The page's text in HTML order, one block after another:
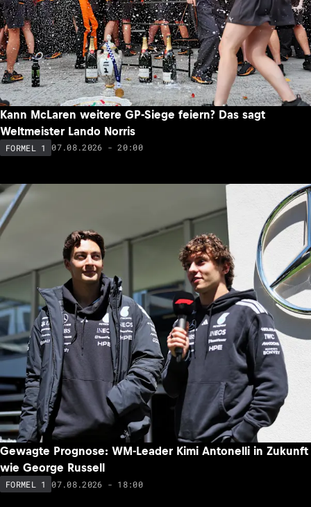
Kann McLaren weitere GP-Siege feiern? Das sagt
Weltmeister Lando Norris
FORMEL 1 07.08.2026 - 20:00
Gewagte Prognose: WM-Leader Kimi Antonelli in Zukunft
wie George Russell
FORMEL 1 07.08.2026 - 18:00